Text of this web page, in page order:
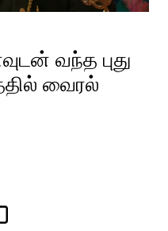
வந்த புது
வைரல்